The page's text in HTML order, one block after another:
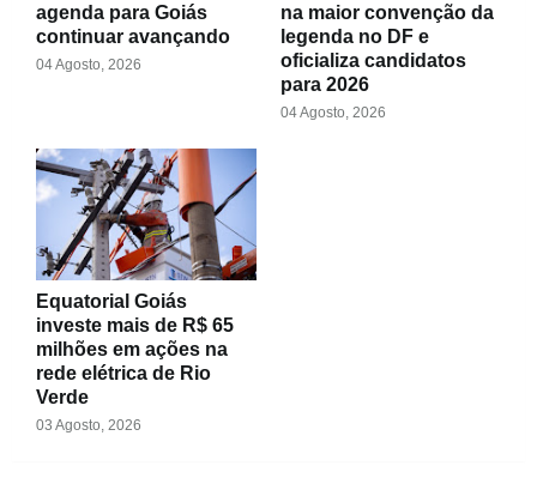
agenda para Goiás
continuar avançando
04 Agosto, 2026
na maior convenção da
legenda no DF e
oficializa candidatos
para 2026
04 Agosto, 2026
Equatorial Goiás
investe mais de R$ 65
milhões em ações na
rede elétrica de Rio
Verde
03 Agosto, 2026